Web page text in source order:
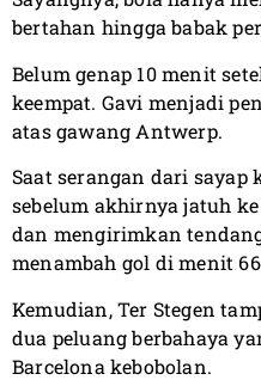
bertahan hingga babak
Belum genap 10 menit
keempat. Gavi menjadi
atas gawang Antwerp.
Saat serangan dari sayap
sebelum akhirnya jatuh
dan mengirimkan
menambah gol di menit
Kemudian, Ter Stegen
dua peluang berbahaya
Barcelona kebobolan.